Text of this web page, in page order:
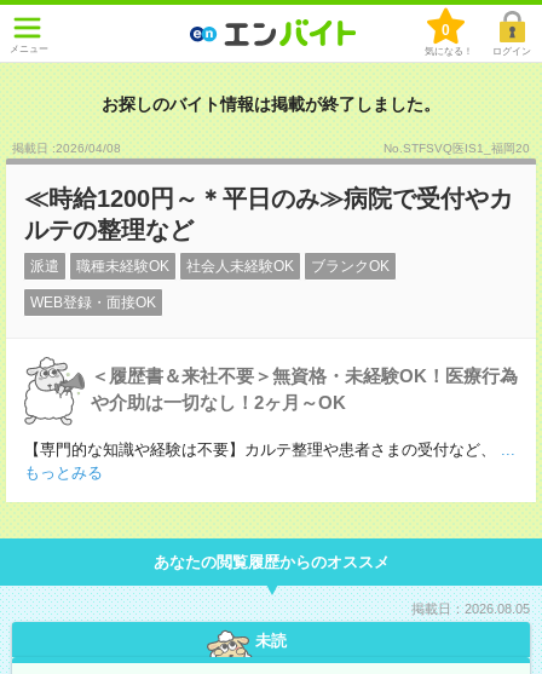
メニュー
0
気になる！ ログイン
お探しのバイト情報は掲載が終了しました。
掲載日 :2026/04/08 No.STFSVQ医IS1_福岡20
≪時給1200円～＊平日のみ≫病院で受付やカ
ルテの整理など
派遣 職種未経験OK 社会人未経験OK ブランクOK
WEB登録・面接OK
＜履歴書＆来社不要＞無資格・未経験OK！医療行為
や介助は一切なし！2ヶ月～OK
【専門的な知識や経験は不要】カルテ整理や患者さまの受付など、
...
もっとみる
あなたの閲覧履歴からのオススメ
掲載日：2026.08.05
未読